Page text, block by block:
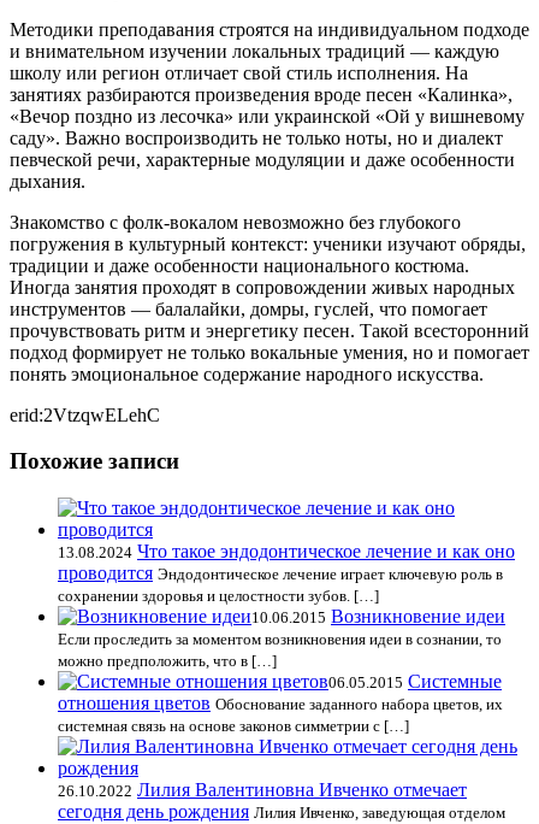
Методики преподавания строятся на индивидуальном подходе
и внимательном изучении локальных традиций — каждую
школу или регион отличает свой стиль исполнения. На
занятиях разбираются произведения вроде песен «Калинка»,
«Вечор поздно из лесочка» или украинской «Ой у вишневому
саду». Важно воспроизводить не только ноты, но и диалект
певческой речи, характерные модуляции и даже особенности
дыхания.
Знакомство с фолк-вокалом невозможно без глубокого
погружения в культурный контекст: ученики изучают обряды,
традиции и даже особенности национального костюма.
Иногда занятия проходят в сопровождении живых народных
инструментов — балалайки, домры, гуслей, что помогает
прочувствовать ритм и энергетику песен. Такой всесторонний
подход формирует не только вокальные умения, но и помогает
понять эмоциональное содержание народного искусства.
erid:2VtzqwELehC
Похожие записи
13.08.2024 Что такое эндодонтическое лечение и как оно
проводится Эндодонтическое лечение играет ключевую роль в
сохранении здоровья и целостности зубов. […]
10.06.2015 Возникновение идеи
Если проследить за моментом возникновения идеи в сознании, то
можно предположить, что в […]
06.05.2015 Системные
отношения цветов Обоснование заданного набора цветов, их
системная связь на основе законов симметрии с […]
26.10.2022 Лилия Валентиновна Ивченко отмечает
сегодня день рождения Лилия Ивченко, заведующая отделом